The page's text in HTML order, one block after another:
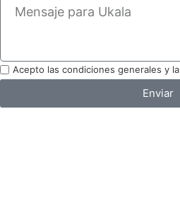
Acepto las condiciones generales y la
Enviar